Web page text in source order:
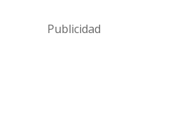
Publicidad